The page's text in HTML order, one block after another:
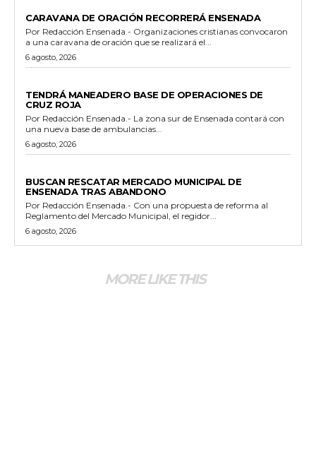
CARAVANA DE ORACIÓN RECORRERÁ ENSENADA
Por Redacción Ensenada.- Organizaciones cristianas convocaron
a una caravana de oración que se realizará el...
6 agosto, 2026
TENDRÁ MANEADERO BASE DE OPERACIONES DE
CRUZ ROJA
Por Redacción Ensenada.- La zona sur de Ensenada contará con
una nueva base de ambulancias...
6 agosto, 2026
BUSCAN RESCATAR MERCADO MUNICIPAL DE
ENSENADA TRAS ABANDONO
Por Redacción Ensenada.- Con una propuesta de reforma al
Reglamento del Mercado Municipal, el regidor...
6 agosto, 2026
MORE LIKE THIS